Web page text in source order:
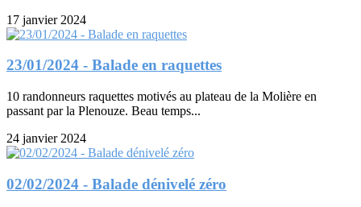
17 janvier 2024
23/01/2024 - Balade en raquettes
10 randonneurs raquettes motivés au plateau de la Molière en
passant par la Plenouze. Beau temps...
24 janvier 2024
02/02/2024 - Balade dénivelé zéro